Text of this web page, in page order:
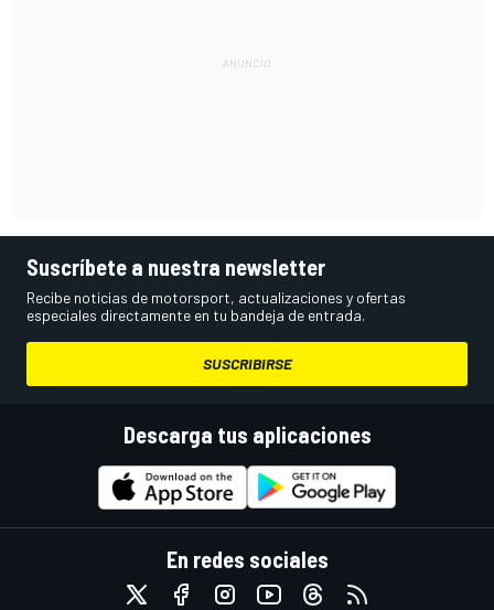
Suscríbete a nuestra newsletter
Recibe noticias de motorsport, actualizaciones y ofertas
especiales directamente en tu bandeja de entrada.
SUSCRIBIRSE
Descarga tus aplicaciones
En redes sociales